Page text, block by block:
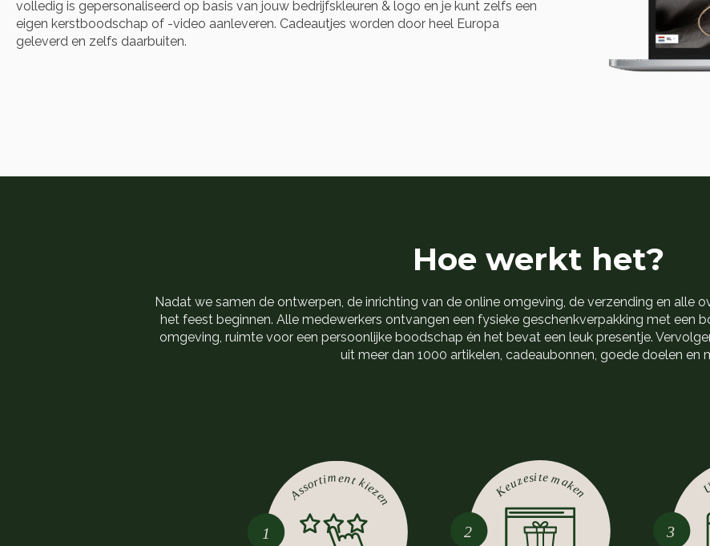
volledig is gepersonaliseerd op basis van jouw bedrijfskleuren & logo en je kunt zelfs een
eigen kerstboodschap of -video aanleveren. Cadeautjes worden door heel Europa
geleverd en zelfs daarbuiten.
Hoe werkt het?
Nadat we samen de ontwerpen, de inrichting van de online omgeving, de verzending en alle
het feest beginnen. Alle medewerkers ontvangen een fysieke geschenkverpakking met een
omgeving, ruimte voor een persoonlijke boodschap én het bevat een leuk presentje.
uit meer dan 1000 artikelen, cadeaubonnen, goede doelen en